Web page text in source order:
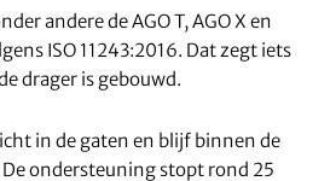
andere de AGO T, AGO X en
ISO 11243:2016. Dat zegt iets
drager is gebouwd.
in de gaten en blijf binnen de
ondersteuning stopt rond 25